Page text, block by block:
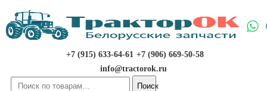
Перейти
содержимому
+7 (915) 633-64-61 +7 (906) 669-50-58
info@tractorok.ru
Искать:
Поиск